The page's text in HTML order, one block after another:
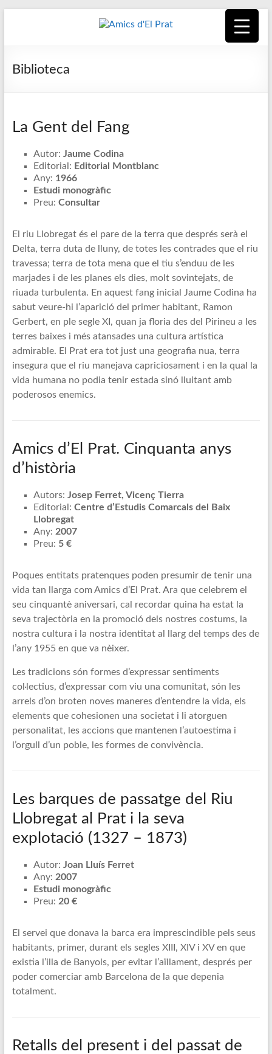
d'El
nascuda amb
tots els
Biblioteca
La Gent del Fang
Autor: Jaume Codina
Editorial: Editorial Montblanc
Any: 1966
Estudi monogràfic
Preu: Consultar
El riu Llobregat és el pare de la terra que després serà el
Delta, terra duta de lluny, de totes les contrades que el riu
travessa; terra de tota mena que el tiu s’enduu de les
marjades i de les planes els dies, molt sovintejats, de
riuada turbulenta. En aquest fang inicial Jaume Codina ha
sabut veure-hi l’aparició del primer habitant, Ramon
Gerbert, en ple segle XI, quan ja floria des del Pirineu a les
terres baixes i més atansades una cultura artística
admirable. El Prat era tot just una geografia nua, terra
insegura que el riu manejava capriciosament i en la qual la
vida humana no podia tenir estada sinó lluitant amb
poderosos enemics.
Amics d’El Prat. Cinquanta anys
d’història
Autors: Josep Ferret, Vicenç Tierra
Editorial: Centre d’Estudis Comarcals del Baix
Llobregat
Any: 2007
Preu: 5 €
Poques entitats pratenques poden presumir de tenir una
vida tan llarga com Amics d’El Prat. Ara que celebrem el
seu cinquantè aniversari, cal recordar quina ha estat la
seva trajectòria en la promoció dels nostres costums, la
nostra cultura i la nostra identitat al llarg del temps des de
l’any 1955 en que va nèixer.
Les tradicions són formes d’expressar sentiments
col·lectius, d’expressar com viu una comunitat, són les
arrels d’on broten noves maneres d’entendre la vida, els
elements que cohesionen una societat i li atorguen
personalitat, les accions que mantenen l’autoestima i
l’orgull d’un poble, les formes de convivència.
Les barques de passatge del Riu
Llobregat al Prat i la seva
explotació (1327 – 1873)
Autor: Joan Lluís Ferret
Any: 2007
Estudi monogràfic
Preu: 20 €
El servei que donava la barca era imprescindible pels seus
habitants, primer, durant els segles XIII, XIV i XV en que
existia l’illa de Banyols, per evitar l’aïllament, després per
poder comerciar amb Barcelona de la que depenia
totalment.
Retalls del present i del passat de